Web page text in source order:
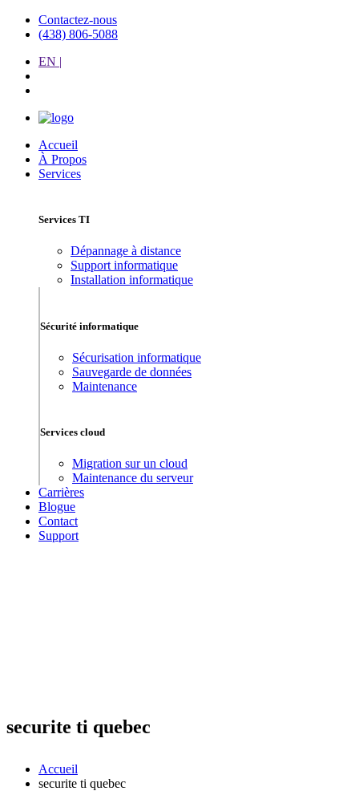
Contactez-nous
(438) 806-5088
EN |
Accueil
À Propos
Services
Services TI
Dépannage à distance
Support informatique
Installation informatique
Sécurité informatique
Sécurisation informatique
Sauvegarde de données
Maintenance
Services cloud
Migration sur un cloud
Maintenance du serveur
Carrières
Blogue
Contact
Support
securite ti quebec
Accueil
securite ti quebec